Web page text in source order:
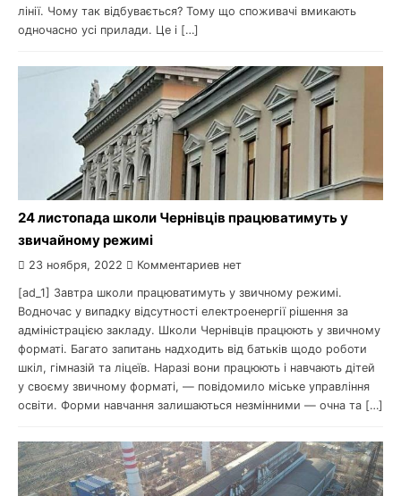
лінії. Чому так відбувається? Тому що споживачі вмикають
одночасно усі прилади. Це і […]
24 листопада школи Чернівців працюватимуть у
звичайному режимі
23 ноября, 2022 Комментариев нет
[ad_1] Завтра школи працюватимуть у звичному режимі.
Водночас у випадку відсутності електроенергії рішення за
адміністрацією закладу. Школи Чернівців працюють у звичному
форматі. Багато запитань надходить від батьків щодо роботи
шкіл, гімназій та ліцеїв. Наразі вони працюють і навчають дітей
у своєму звичному форматі, — повідомило міське управління
освіти. Форми навчання залишаються незмінними — очна та […]